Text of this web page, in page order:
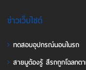
ข่าวเว็บไซต์
ทดสอบอุปกรณ์นอนในรถ
สายมูต้องรู้ สีรถถูกโฉลกต